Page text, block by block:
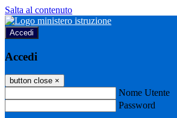
Salta al contenuto
Accedi
Accedi
button close ×
Nome Utente
Password